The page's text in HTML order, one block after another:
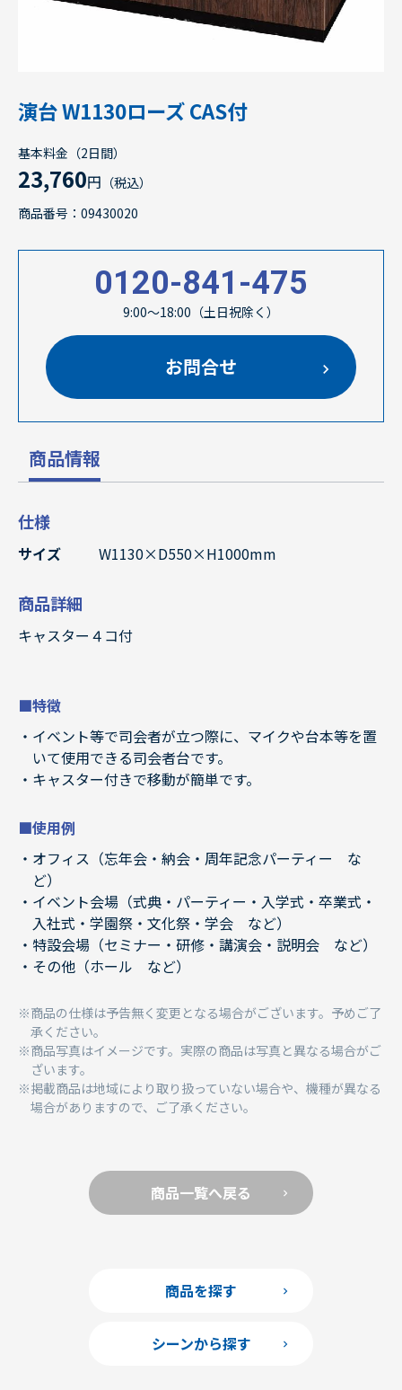
演台 W1130ローズ CAS付
基本料金（2日間）
23,760円 （税込）
商品番号：09430020
0120-841-475
9:00～18:00（土日祝除く）
お問合せ
商品情報
仕様
サイズ W1130×D550×H1000mm
商品詳細
キャスター４コ付
■特徴
イベント等で司会者が立つ際に、マイクや台本等を置
いて使用できる司会者台です。
キャスター付きで移動が簡単です。
■使用例
オフィス（忘年会・納会・周年記念パーティー な
ど）
イベント会場（式典・パーティー・入学式・卒業式・
入社式・学園祭・文化祭・学会 など）
特設会場（セミナー・研修・講演会・説明会 など）
その他（ホール など）
商品の仕様は予告無く変更となる場合がございます。予めご了
承ください。
商品写真はイメージです。実際の商品は写真と異なる場合がご
ざいます。
掲載商品は地域により取り扱っていない場合や、機種が異なる
場合がありますので、ご了承ください。
商品一覧へ戻る
商品を探す
シーンから探す